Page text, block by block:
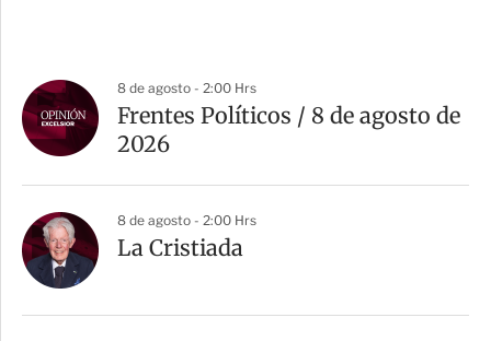
8 de agosto - 2:00 Hrs
Frentes Políticos / 8 de agosto de
2026
8 de agosto - 2:00 Hrs
La Cristiada